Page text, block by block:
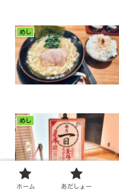
めし
めし
ホーム あだしょー